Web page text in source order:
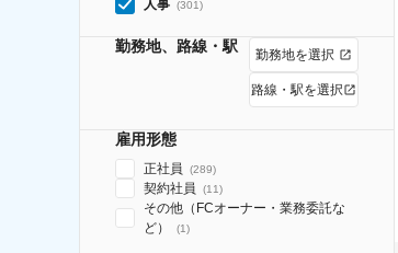
人事 (301)
勤務地、路線・駅 勤務地を選択
路線・駅を選択
雇用形態
正社員 (289)
契約社員 (11)
その他（FCオーナー・業務委託な
ど）
(1)